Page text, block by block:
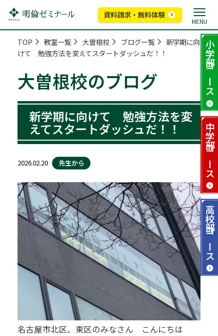
資料請求・無料体験
MENU
小学部
コース
中学部
コース
高校部
コース
TOP 教室一覧 大曽根校 ブログ一覧
新学期に向
けて 勉強方法を変えてスタートダッシュだ！！
大曽根校のブログ
新学期に向けて 勉強方法を変
えてスタートダッシュだ！！
2026.02.20 先生から
名古屋市北区、東区のみなさん こんにちは